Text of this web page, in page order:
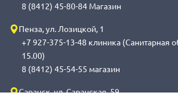
8 (8412) 45-80-84 Магазин
Пенза, ул. Лозицкой, 1
+7 927-375-13-48 клиника (Санитарная
15.00)
8 (8412) 45-54-55 магазин
Саранск, ул. Саранская, 59